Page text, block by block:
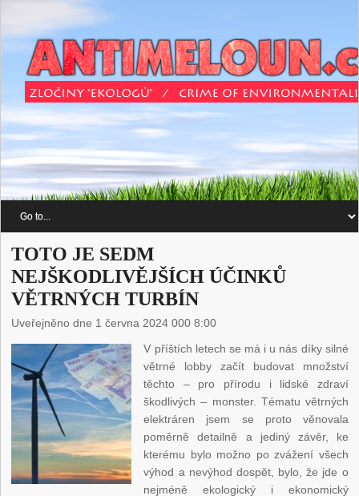
TOTO JE SEDM
NEJŠKODLIVĚJŠÍCH ÚČINKŮ
VĚTRNÝCH TURBÍN
Uveřejněno dne 1 června 2024 000 8:00
V příštích letech se má i u nás díky silné
větrné lobby začít budovat množství
těchto – pro přírodu i lidské zdraví
škodlivých – monster. Tématu větrných
elektráren jsem se proto věnovala
poměrně detailně a jediný závěr, ke
kterému bylo možno po zvážení všech
výhod a nevýhod dospět, bylo, že jde o
nejméně ekologický i ekonomický